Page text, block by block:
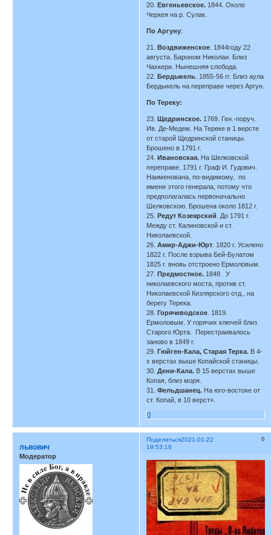
20.
Евгеньевское. 1844. Около
Черкея на р. Сулак.
По Аргуну:
21. Воздвиженское . 1844году 22
августа. Бароном Николаи. Близ
Чахкери. Нынешняя слобода.
22.
Бердыкель . 1855-56 гг. Близ аула
Бердыкель на переправе через Аргун.
По Тереку:
23. Щедринское. 1769. Ген.-поруч.
Ив. Де-Медем. На Тереке в 1 версте
от старой Щедринской станицы.
Брошено в 1791 г.
24.
Ивановская. На Шелковской
переправе. 1791 г. Граф И. Гудович.
Наименована, по-видимому, по
имени этого генерала, потому что
предполагалась первоначально
Шелковскою. Брошена около 1812 г.
25.
Редут Козеярский . До 1791 г.
Между ст. Калиновской и ст.
Николаевской.
26.Амир-Аджи-Юрт . 1820 г. Усилено
1822 г. После взрыва Бей-Булатом
1825 г. вновь отстроено Ермоловым.
27.
Предмостное. 1848. У
николаевского моста, против ст.
Николаевской Кизлярского отд., на
берегу Терека.
28.
Горячеводское . 1819.
Ермоловым. У горячих ключей близ
Старого Юрта. Перестраивалось
заново в 1849 г.
29.
Гюйген-Кала, Старая Терка. В 4-
х верстах выше Копайской станицы.
30. Дени-Кала. В 15 верстах выше
Копая, близ моря.
31.Фельдшанец. На юго-востоке от
ст. Копай, в 10 верст».
0
Поделиться 6
2021-01-22
19:53:16
львович
Модератор